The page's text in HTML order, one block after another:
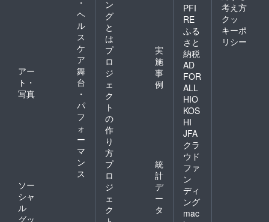
・
ヘ
ル
ス
ケ
ア
アー
ト・
写真
舞
台
・
パ
フ
ォ
ー
マ
ン
ス
ソー
シャ
ル
グッ
ン
グ
と
は
プ
ロ
ジ
ェ
ク
ト
の
作
り
方
実
施
事
例
プ
ロ
ジ
ェ
ク
統
計
デ
ー
タ
PFI
RE
ふる
さと
納税
AD
FOR
ALL
HIO
KOS
HI
JFA
クラ
ウド
ファ
ン
ディ
ング
mac
考え方
クッ
キーポ
リシー